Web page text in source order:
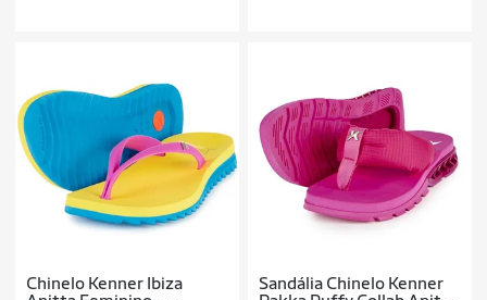
Chinelo Kenner Ibiza
Sandália Chinelo Kenner